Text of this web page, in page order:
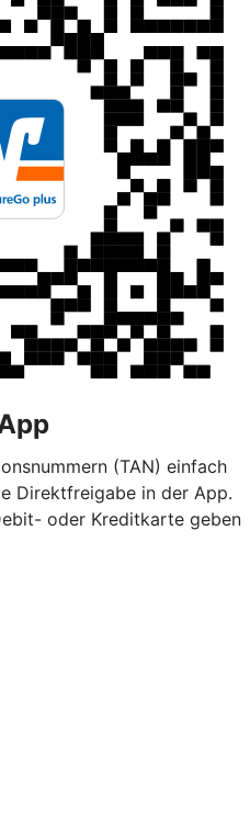
(TAN) einfach
Direktfreigabe in der App.
oder Kreditkarte geben